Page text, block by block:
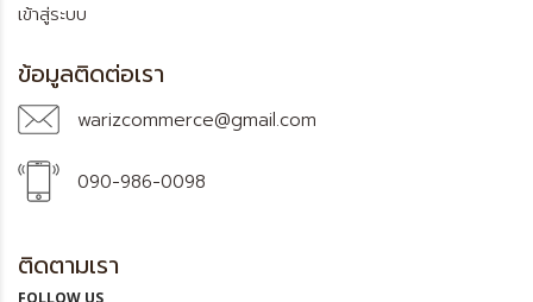
เข้าสู่ระบบ
ข้อมูลติดต่อเรา
warizcommerce@gmail.com
090-986-0098
ติดตามเรา